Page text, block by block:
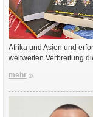
Afrika und Asien und
weltweiten Verbreitung
mehr